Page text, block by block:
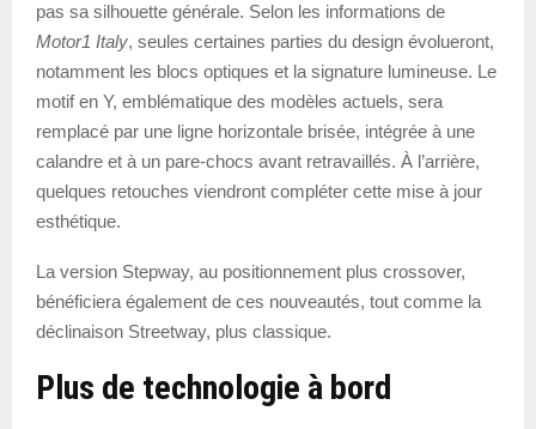
pas sa silhouette générale. Selon les informations de
Motor1 Italy, seules certaines parties du design évolueront,
notamment les blocs optiques et la signature lumineuse. Le
motif en Y, emblématique des modèles actuels, sera
remplacé par une ligne horizontale brisée, intégrée à une
calandre et à un pare-chocs avant retravaillés. À l’arrière,
quelques retouches viendront compléter cette mise à jour
esthétique.
La version Stepway, au positionnement plus crossover,
bénéficiera également de ces nouveautés, tout comme la
déclinaison Streetway, plus classique.
Plus de technologie à bord